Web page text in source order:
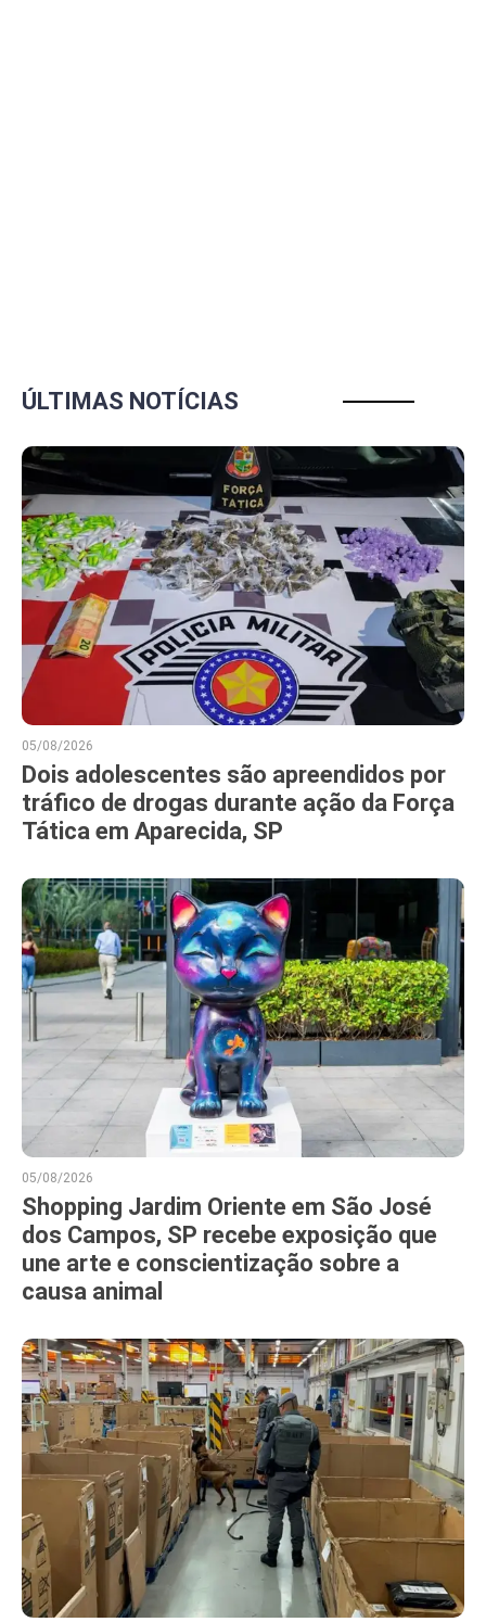
ÚLTIMAS NOTÍCIAS
05/08/2026
Dois adolescentes são apreendidos por
tráfico de drogas durante ação da Força
Tática em Aparecida, SP
05/08/2026
Shopping Jardim Oriente em São José
dos Campos, SP recebe exposição que
une arte e conscientização sobre a
causa animal